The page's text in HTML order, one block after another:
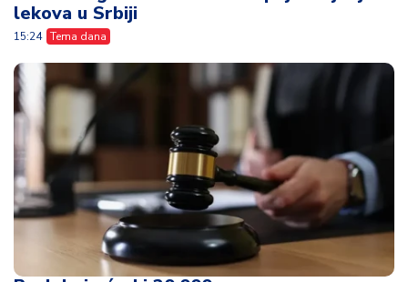
Poslala je ćerki 30.000 evra - nenamerna
greška napravila je razdor u porodici
Tema dana